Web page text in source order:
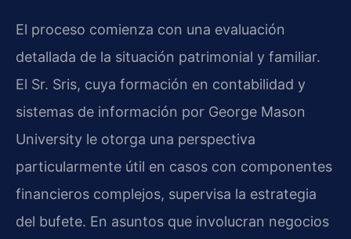
El proceso comienza con una evaluación
detallada de la situación patrimonial y familiar.
El Sr. Sris, cuya formación en contabilidad y
sistemas de información por George Mason
University le otorga una perspectiva
particularmente útil en casos con componentes
financieros complejos, supervisa la estrategia
del bufete. En asuntos que involucran negocios